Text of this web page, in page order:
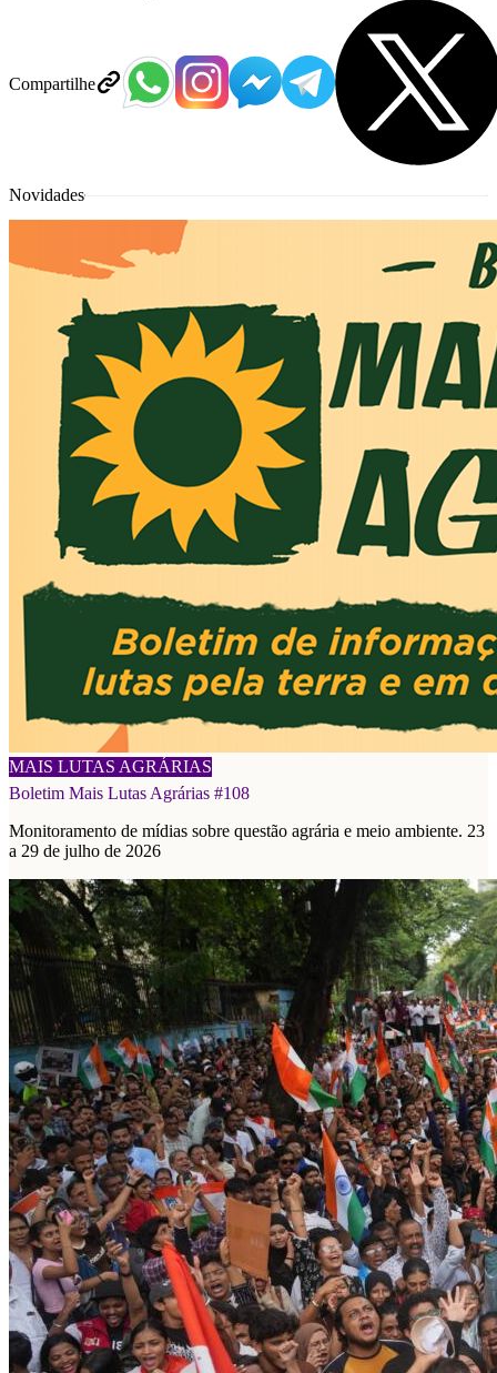
Compartilhe
Novidades
MAIS LUTAS AGRÁRIAS
03/08/2026
Boletim Mais Lutas Agrárias #108
Monitoramento de mídias sobre questão agrária e meio ambiente. 23
a 29 de julho de 2026